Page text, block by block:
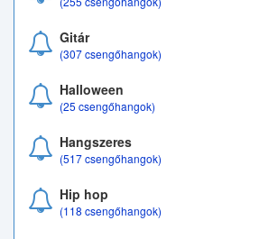
Gitár
(307 csengőhangok)
Halloween
(25 csengőhangok)
Hangszeres
(517 csengőhangok)
Hip hop
(118 csengőhangok)